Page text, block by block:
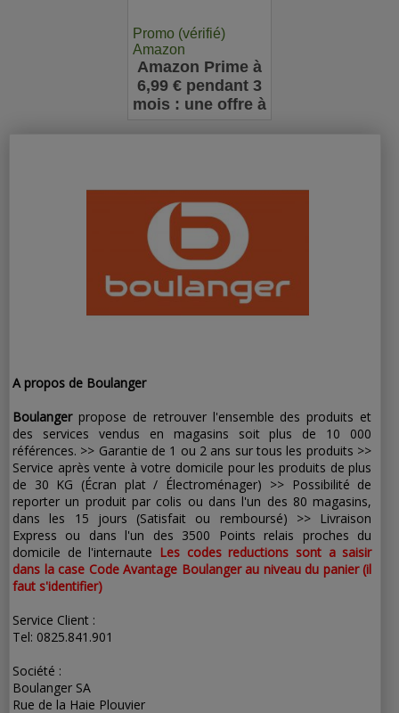
Promo (vérifié)
Amazon
Amazon Prime à
6,99 € pendant 3
mois : une offre à
A propos de Boulanger
Boulangerpropose de retrouver l'ensemble des produits et
des services vendus en magasins soit plus de 10 000
références. >> Garantie de 1 ou 2 ans sur tous les produits >>
Service après vente à votre domicile pour les produits de plus
de 30 KG (Écran plat / Électroménager) >> Possibilité de
reporter un produit par colis ou dans l'un des 80 magasins,
dans les 15 jours (Satisfait ou remboursé) >> Livraison
Express ou dans l'un des 3500 Points relais proches du
domicile de l'internaute Les codes reductions sont a saisir
dans la case Code Avantage Boulanger au niveau du panier (il
faut s'identifier)
Service Client :
Tel: 0825.841.901
Société :
Boulanger SA
Rue de la Haie Plouvier